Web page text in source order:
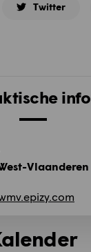
Twitter
info
Vlaanderen